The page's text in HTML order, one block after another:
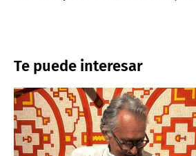
Te puede interesar